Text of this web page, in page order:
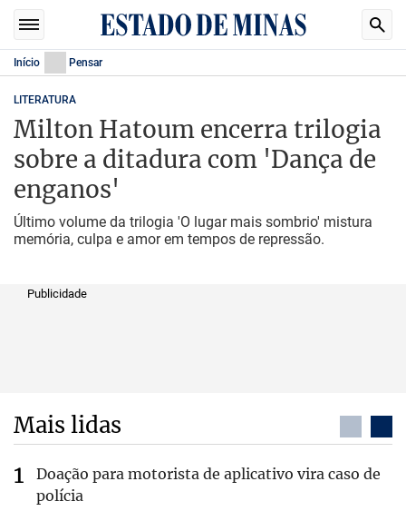
Início Pensar
LITERATURA
Milton Hatoum encerra trilogia
sobre a ditadura com 'Dança de
enganos'
Último volume da trilogia 'O lugar mais sombrio' mistura
memória, culpa e amor em tempos de repressão.
Publicidade
Mais lidas
Doação para motorista de aplicativo vira caso de
polícia